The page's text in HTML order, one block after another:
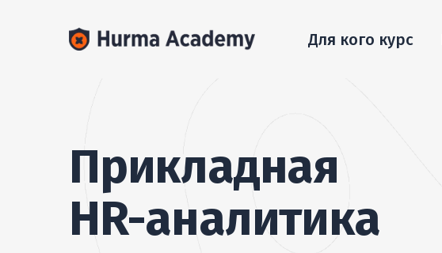
Для кого курс
Прикладная
HR-аналитика